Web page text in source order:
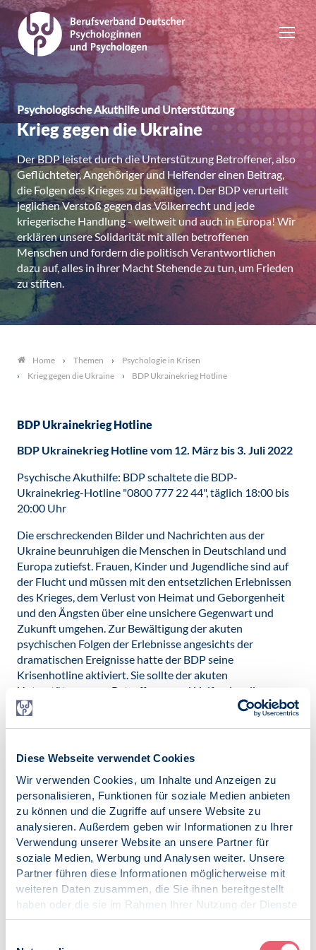
Diese Webseite verwendet Cookies
Wir verwenden Cookies, um Inhalte und Anzeigen zu
personalisieren, Funktionen für soziale Medien anbieten
zu können und die Zugriffe auf unsere Website zu
analysieren. Außerdem geben wir Informationen zu Ihrer
Verwendung unserer Website an unsere Partner für
soziale Medien, Werbung und Analysen weiter. Unsere
Partner führen diese Informationen möglicherweise mit
weiteren Daten zusammen, die Sie ihnen bereitgestellt
haben oder die sie im Rahmen Ihrer Nutzung der Dienste
gesammelt haben.
Psychologische Akuthilfe und Unterstützung
Krieg gegen die Ukraine
Der BDP leistet durch die Unterstützung Betroffener, also
Geflüchteter, Angehöriger und Helfender einen Beitrag,
die Folgen des Krieges zu bewältigen. Der BDP verurteilt
jeglichen Verstoß gegen das Völkerrecht und jede
kriegerische Handlung - weltweit und auch in Europa! Wir
erklären unsere Solidarität mit allen betroffenen
Menschen und fordern die politisch Verantwortlichen
dazu auf, alles in ihrer Macht Stehende zu tun, um Frieden
zu stiften.
Home Themen
Psychologie in Krisen
Krieg gegen die Ukraine
BDP Ukrainekrieg Hotline
BDP Ukrainekrieg Hotline
BDP Ukrainekrieg Hotline vom 12. März bis 3. Juli 2022
Psychische Akuthilfe: BDP schaltete die BDP-
Ukrainekrieg-Hotline "0800 777 22 44", täglich 18:00 bis
20:00 Uhr
Die erschreckenden Bilder und Nachrichten aus der
Ukraine beunruhigen die Menschen in Deutschland und
Europa zutiefst. Frauen, Kinder und Jugendliche sind auf
der Flucht und müssen mit den entsetzlichen Erlebnissen
des Krieges, dem Verlust von Heimat und Geborgenheit
und den Ängsten über eine unsichere Gegenwart und
Zukunft umgehen. Zur Bewältigung der akuten
psychischen Folgen der Erlebnisse angesichts der
dramatischen Ereignisse hatte der BDP seine
Krisenhotline aktiviert. Sie sollte der akuten
Unterstützung von Betroffenen und Helfenden dienen
und wurde seit dem 12. März täglich geschaltet.
„Wir wollen mit unserem Fachwissen die betroffenen
Belastungen unterstützen und stellen ab Samstag, 12.03.
bis Sonntag, 03.07.2022 ein Beratungsangebot zur
Verfügung.“ betont Dr. Meltem Avci-Werning, Präsidentin
im Berufsverband Deutscher Psychologinnen und
Psychologen. Das anonyme und kostenlose Angebot
wurde während dieser Zeit von 18:00 bis 20:00 Uhr unter
der Nummer 0800 777 22 44 geschaltet sein.
Das Angebot wurde unterstützt von der DekaBank und
dem Hogrefe Verlag.